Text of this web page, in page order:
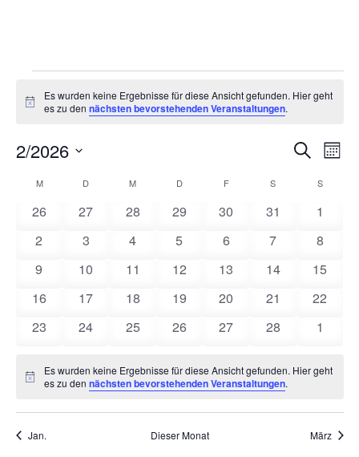
Veranstaltungen
Hinweis
Es wurden keine Ergebnisse für diese Ansicht gefunden. Hier geht
es zu dennächsten bevorstehenden Veranstaltungen.
Suche
und
Suche
2/2026
Kalender
von
MMONTAG D DIENSTAGM MITTWOCH
DDONNERSTAG
FFREITAG S SAMSTAGS
0
26
0
27
0
28
0
29
0
30
0
31
0
1
0
2
0
3
0
4
0
5
0
6
0
7
0
8
0
9
0
10
0
11
0
12
0
13
0
14
0
15
0
16
0
17
0
18
0
19
0
20
0
21
0
22
0
23
0
24
0
25
0
26
0
27
0
28
0
1
Hinweis
Es wurden keine Ergebnisse für diese Ansicht gefunden. Hier geht
es zu dennächsten bevorstehenden Veranstaltungen.
Jan. Dieser Monat März